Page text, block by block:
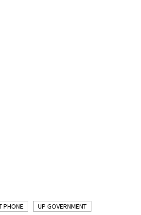
PHONE
UP GOVERNMENT